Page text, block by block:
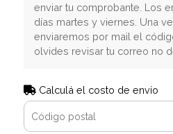
enviar tu comprobante. Los
días martes y viernes. Una
enviaremos por mail el
olvides revisar tu correo no
Calculá el costo de envío